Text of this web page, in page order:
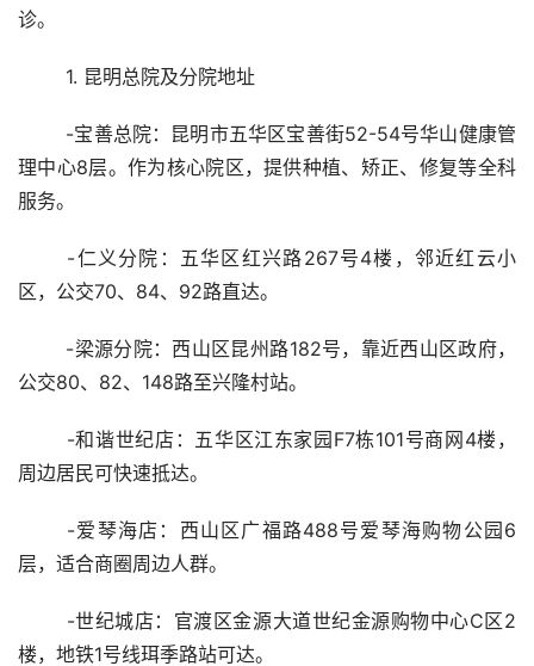
诊。
	1. 昆明总院及分院地址
理中心8层。作为核心院区，提供种植、矫正、修复等全科
服务。
区，公交70、84、92路直达。
公交80、82、148路至兴隆村站。
周边居民可快速抵达。
层，适合商圈周边人群。
楼，地铁1号线珥季路站可达。